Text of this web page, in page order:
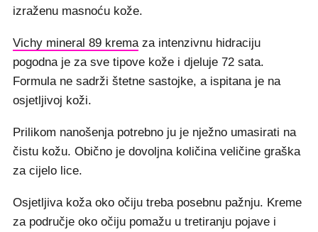
izraženu masnoću kože.
Vichy mineral 89 kremaza intenzivnu hidraciju
pogodna je za sve tipove kože i djeluje 72 sata.
Formula ne sadrži štetne sastojke, a ispitana je na
osjetljivoj koži.
Prilikom nanošenja potrebno ju je nježno umasirati na
čistu kožu. Obično je dovoljna količina veličine graška
za cijelo lice.
Osjetljiva koža oko očiju treba posebnu pažnju. Kreme
za područje oko očiju pomažu u tretiranju pojave i